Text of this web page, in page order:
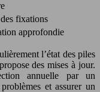
fixations
approfondie
l’état des piles
des mises à jour.
annuelle par un
et assurer un